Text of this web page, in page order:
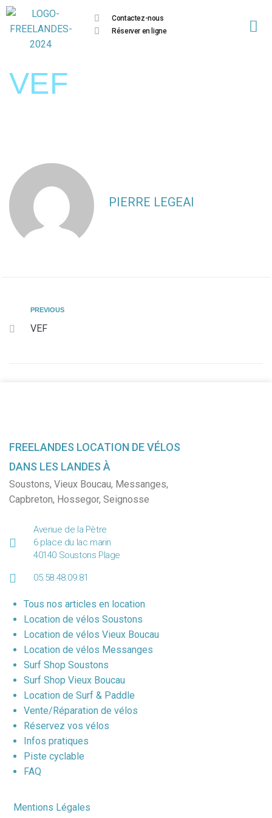
Contactez-nous
Réserver en ligne
VEF
PIERRE LEGEAI
PREVIOUS
VEF
FREELANDES LOCATION DE VÉLOS
DANS LES LANDES À
Soustons, Vieux Boucau, Messanges,
Capbreton, Hossegor, Seignosse
Avenue de la Pètre
6 place du lac marin
40140 Soustons Plage
05.58.48.09.81
Tous nos articles en location
Location de vélos Soustons
Location de vélos Vieux Boucau
Location de vélos Messanges
Surf Shop Soustons
Surf Shop Vieux Boucau
Location de Surf & Paddle
Vente/Réparation de vélos
Réservez vos vélos
Infos pratiques
Piste cyclable
FAQ
Mentions Légales